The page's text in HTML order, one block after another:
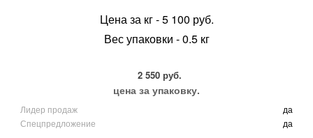
Цена за кг - 5 100 руб.
Вес упаковки - 0.5 кг
2 550 руб.
цена за упаковку.
Лидер продаж
да
Спецпредложение
да